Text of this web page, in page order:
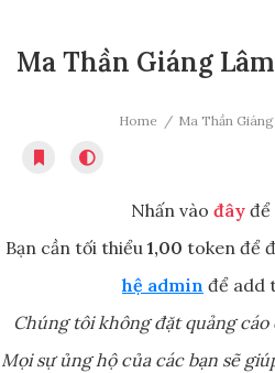
Ma Thần Giáng
Home Ma Thần
Nhấn vào đây để
Bạn cần tối thiểu 1,00 token để
hệ admin để add
Chúng tôi không đặt quảng
Mọi sự ủng hộ của các bạn sẽ